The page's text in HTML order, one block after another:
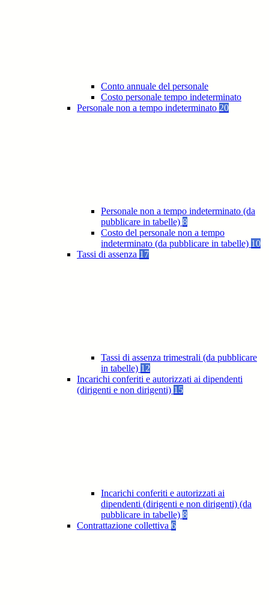
Conto annuale del personale
Costo personale tempo indeterminato
Personale non a tempo indeterminato 20
Personale non a tempo indeterminato (da
pubblicare in tabelle) 8
Costo del personale non a tempo
indeterminato (da pubblicare in tabelle) 10
Tassi di assenza 17
Tassi di assenza trimestrali (da pubblicare
in tabelle) 12
Incarichi conferiti e autorizzati ai dipendenti
(dirigenti e non dirigenti) 15
Incarichi conferiti e autorizzati ai
dipendenti (dirigenti e non dirigenti) (da
pubblicare in tabelle) 8
Contrattazione collettiva 6